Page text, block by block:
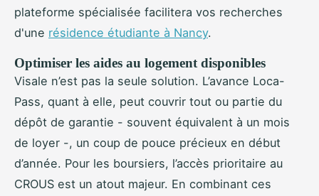
plateforme spécialisée facilitera vos recherches
d'une résidence étudiante à Nancy.
Optimiser les aides au logement disponibles
Visale n’est pas la seule solution. L’avance Loca-
Pass, quant à elle, peut couvrir tout ou partie du
dépôt de garantie - souvent équivalent à un mois
de loyer -, un coup de pouce précieux en début
d’année. Pour les boursiers, l’accès prioritaire au
CROUS est un atout majeur. En combinant ces